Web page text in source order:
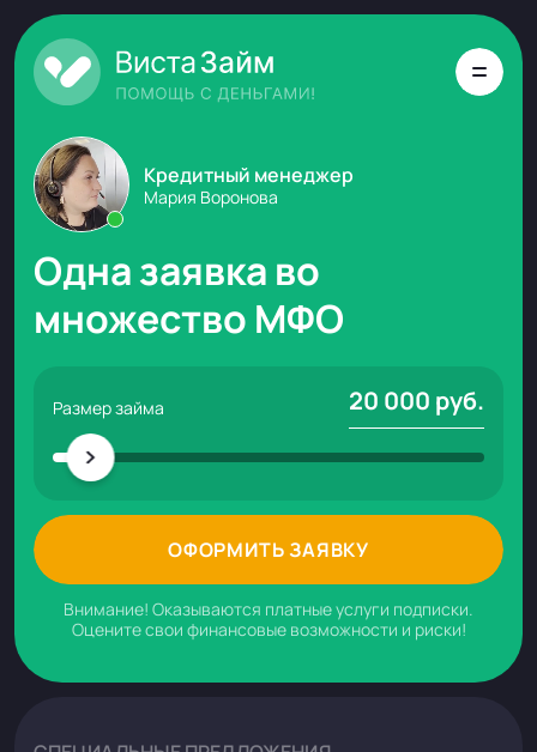
Кредитный менеджер
Мария Воронова
Одна заявка во
множество МФО
20 000 руб.
Размер займа
ОФОРМИТЬ ЗАЯВКУ
Внимание! Оказываются платные услуги подписки.
Оцените свои финансовые возможности и риски!